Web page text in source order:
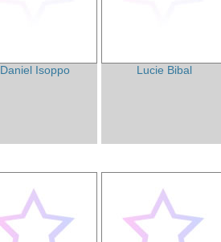
Daniel Isoppo Lucie Bibal